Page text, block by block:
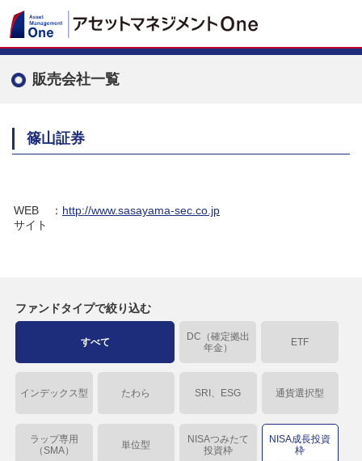
販売会社一覧
篠山証券
WEB
サイト
： http://www.sasayama-sec.co.jp
ファンドタイプで絞り込む
すべて
DC（確定拠出
年金）
ETF
インデックス型 たわら SRI、ESG 通貨選択型
ラップ専用
（SMA）
単位型
NISAつみたて
投資枠
NISA成長投資
枠